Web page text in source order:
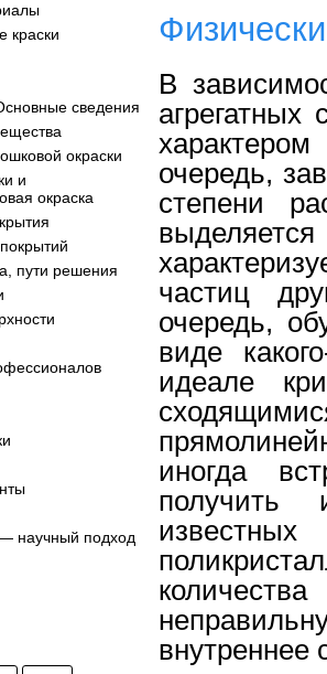
краски
сведения
окраски
и
окраска
пути решения
научный подход
В
агрегатных
очередь,
степени
частиц
очередь,
виде
идеале
иногда
получить
внутреннее